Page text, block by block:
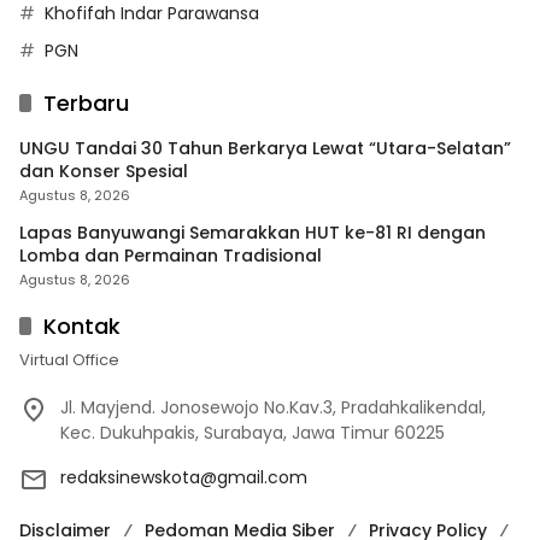
Khofifah Indar Parawansa
PGN
Terbaru
UNGU Tandai 30 Tahun Berkarya Lewat “Utara-Selatan”
dan Konser Spesial
Agustus 8, 2026
Lapas Banyuwangi Semarakkan HUT ke-81 RI dengan
Lomba dan Permainan Tradisional
Agustus 8, 2026
Kontak
Virtual Office
Jl. Mayjend. Jonosewojo No.Kav.3, Pradahkalikendal,
Kec. Dukuhpakis, Surabaya, Jawa Timur 60225
redaksinewskota@gmail.com
Disclaimer Pedoman Media Siber Privacy Policy